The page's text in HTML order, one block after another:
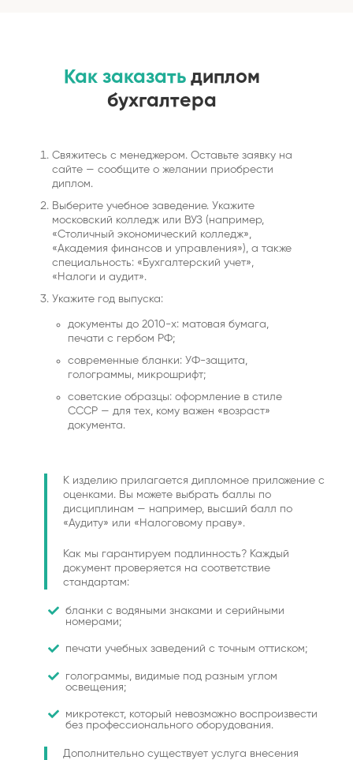
Как заказать диплом
бухгалтера
Свяжитесь с менеджером. Оставьте заявку на
сайте — сообщите о желании приобрести
диплом.
Выберите учебное заведение. Укажите
московский колледж или ВУЗ (например,
«Столичный экономический колледж»,
«Академия финансов и управления»), а также
специальность: «Бухгалтерский учет»,
«Налоги и аудит».
Укажите год выпуска:
документы до 2010-х: матовая бумага,
печати с гербом РФ;
современные бланки: УФ-защита,
голограммы, микрошрифт;
советские образцы: оформление в стиле
СССР — для тех, кому важен «возраст»
документа.
К изделию прилагается дипломное приложение с
оценками. Вы можете выбрать баллы по
дисциплинам — например, высший балл по
«Аудиту» или «Налоговому праву».
Как мы гарантируем подлинность? Каждый
документ проверяется на соответствие
стандартам:
бланки с водяными знаками и серийными
номерами;
печати учебных заведений с точным оттиском;
голограммы, видимые под разным углом
освещения;
микротекст, который невозможно воспроизвести
без профессионального оборудования.
Дополнительно существует услуга внесения